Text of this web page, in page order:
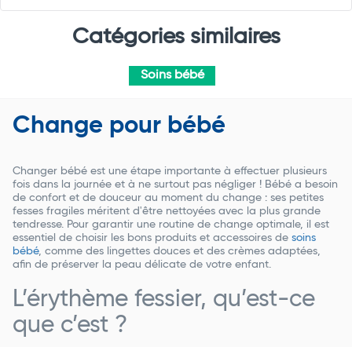
Catégories similaires
Soins bébé
Change pour bébé
Changer bébé est une étape importante à effectuer plusieurs
fois dans la journée et à ne surtout pas négliger ! Bébé a besoin
de confort et de douceur au moment du change : ses petites
fesses fragiles méritent d'être nettoyées avec la plus grande
tendresse. Pour garantir une routine de change optimale, il est
essentiel de choisir les bons produits et accessoires de soins
bébé, comme des lingettes douces et des crèmes adaptées,
afin de préserver la peau délicate de votre enfant.
L’érythème fessier, qu’est-ce
que c’est ?